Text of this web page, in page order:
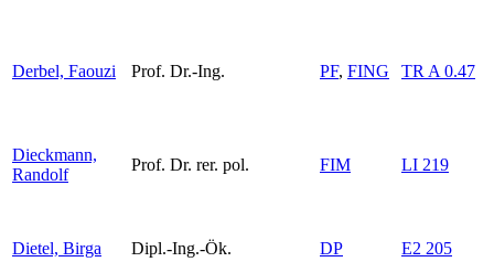
Derbel, Faouzi Prof. Dr.-Ing. PF, FING TR A 0.47
Dieckmann,
Randolf
Prof. Dr. rer. pol. FIM LI 219
Dietel, Birga Dipl.-Ing.-Ök. DP E2 205